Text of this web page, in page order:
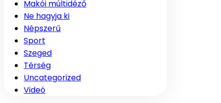
Makói múltidéző
Ne hagyja ki
Népszerű
Sport
Szeged
Térség
Uncategorized
Videó